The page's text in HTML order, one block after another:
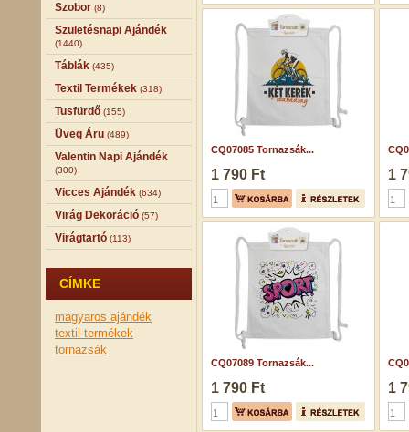
Szobor (8)
Születésnapi Ajándék
(1440)
Táblák (435)
Textil Termékek (318)
Tusfürdő (155)
Üveg Áru (489)
Valentin Napi Ajándék
(300)
Vicces Ajándék (634)
Virág Dekoráció (57)
Virágtartó (113)
CÍMKE
magyaros ajándék
textil termékek
tornazsák
CQ07085 Tornazsák...
1 790 Ft 1
CQ07089 Tornazsák...
1 790 Ft 1